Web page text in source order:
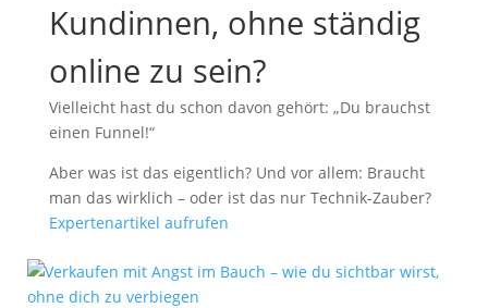
Kundinnen, ohne ständig
online zu sein?
Vielleicht hast du schon davon gehört: „Du brauchst
einen Funnel!“
Aber was ist das eigentlich? Und vor allem: Braucht
man das wirklich – oder ist das nur Technik-Zauber?
Expertenartikel aufrufen